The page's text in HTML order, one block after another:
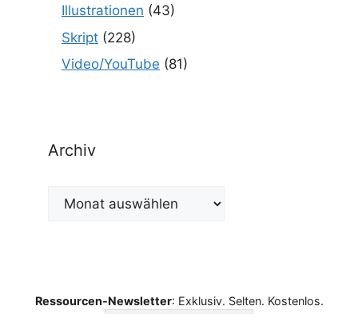
Illustrationen (43)
Skript (228)
Video/YouTube (81)
Archiv
Archiv
Ressourcen-Newsletter: Exklusiv. Selten. Kostenlos.